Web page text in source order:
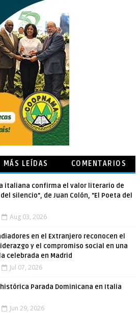
MÁS LEÍDAS COMENTARIOS
italiana confirma el valor literario de
silencio", de Juan Colón, "El Poeta del
Aug 03, 2026
en el Extranjero reconocen el
y el compromiso social en una
celebrada en Madrid
Jul 07, 2026
Parada Dominicana en Italia
Jun 29, 2026